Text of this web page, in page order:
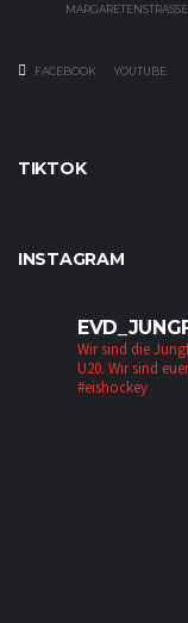
FACEBOOK YOUTUBE
TIKTOK
INSTAGRAM
Wir sind die
U20. Wir sind
#eishockey